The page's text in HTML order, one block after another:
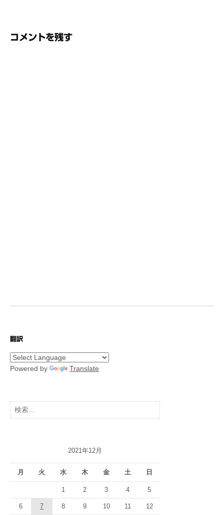
コメントを残す
翻訳
Powered by Translate
検
索:
2021年12月
月 火 水 木 金 土 日
1 2 3 4 5
6 7 8 9 10 11 12